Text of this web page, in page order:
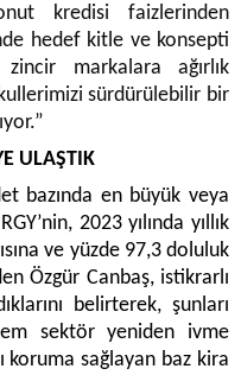
kredisi faizlerinden
hedef kitle ve konsepti
markalara ağırlık
sürdürülebilir bir
ULAŞTIK
bazında en büyük veya
2023 yılında yıllık
ve yüzde 97,3 doluluk
Özgür Canbaş, istikrarlı
belirterek, şunları
sektör yeniden ivme
koruma sağlayan baz kira